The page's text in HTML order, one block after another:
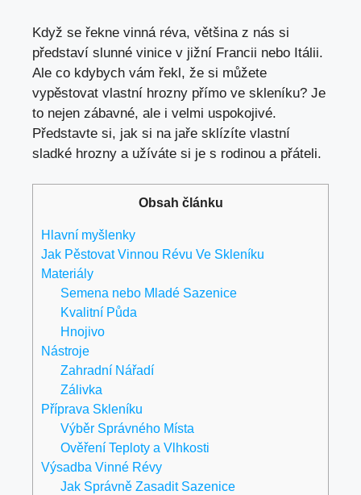
Když se řekne vinná réva, většina z nás si
představí slunné vinice v jižní Francii nebo Itálii.
Ale co kdybych vám řekl, že si můžete
vypěstovat vlastní hrozny přímo ve skleníku? Je
to nejen zábavné, ale i velmi uspokojivé.
Představte si, jak si na jaře sklízíte vlastní
sladké hrozny a užíváte si je s rodinou a přáteli.
Obsah článku
Hlavní myšlenky
Jak Pěstovat Vinnou Révu Ve Skleníku
Materiály
Semena nebo Mladé Sazenice
Kvalitní Půda
Hnojivo
Nástroje
Zahradní Nářadí
Zálivka
Příprava Skleníku
Výběr Správného Místa
Ověření Teploty a Vlhkosti
Výsadba Vinné Révy
Jak Správně Zasadit Sazenice